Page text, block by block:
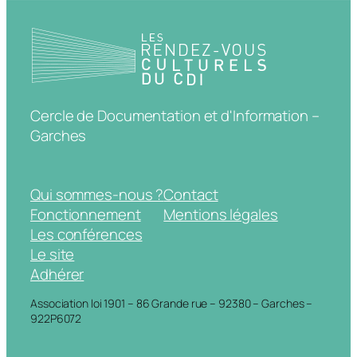
Cercle de Documentation et d'Information –
Garches
Qui sommes-nous ?
Fonctionnement
Les conférences
Le site
Adhérer
Contact
Mentions légales
Association loi 1901 – 86 Grande rue – 92380 – Garches –
922P6072